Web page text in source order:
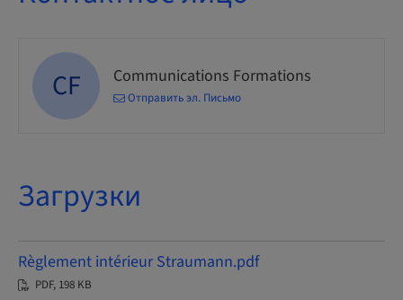
CF Communications Formations
Отправить эл. Письмо
Загрузки
Règlement intérieur Straumann.pdf
PDF, 198 KB